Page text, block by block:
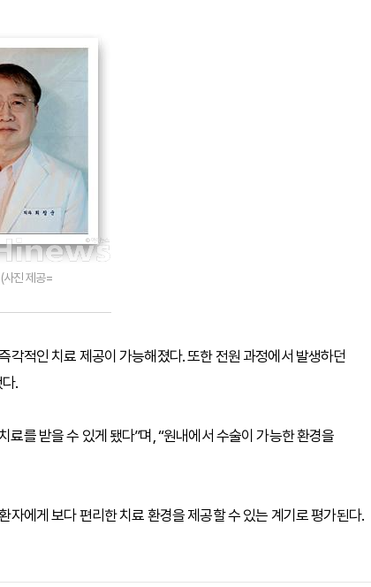
사진 제공=
적인 치료 제공이 가능해졌다. 또한 전원 과정에서 발생하던
.
를 받을 수 있게 됐다”며, “원내에서 수술이 가능한 환경을
에게 보다 편리한 치료 환경을 제공할 수 있는 계기로 평가된다.